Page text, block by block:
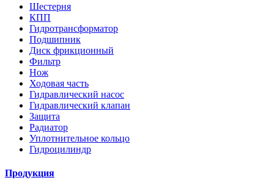
Шестерня
КПП
Гидротрансформатор
Подшипник
Диск фрикционный
Фильтр
Нож
Ходовая часть
Гидравлический насос
Гидравлический клапан
Защита
Радиатор
Уплотнительное кольцо
Гидроцилиндр
Продукция